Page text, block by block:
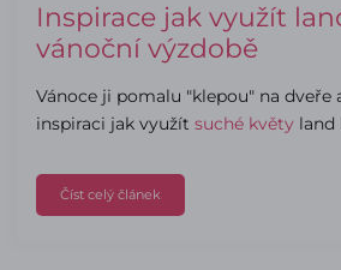
Inspirace jak využít
vánoční výzdobě
Vánoce ji pomalu "klepou" na dveře
inspiraci jak využít suché květy land
Číst celý článek